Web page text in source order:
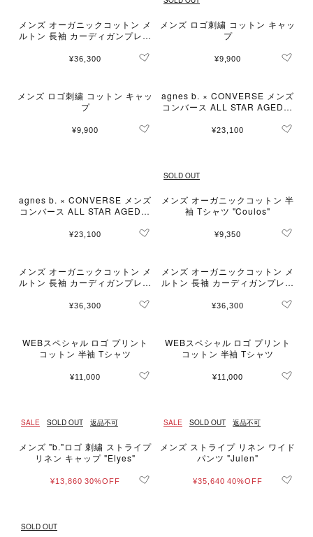
メンズ オーガニックコットン メ
ルトン 長袖 カーディガンプレッ
¥36,300
メンズ ロゴ刺繍 コットン キャッ
プ
¥9,900
メンズ ロゴ刺繍 コットン キャッ
プ
¥9,900
agnes b. × CONVERSE メンズ
コンバース ALL STAR AGED O
¥23,100
agnes b. × CONVERSE メンズ
コンバース ALL STAR AGED O
¥23,100
SOLD OUT
メンズ オーガニックコットン 半
袖 Tシャツ "Coulos"
¥9,350
メンズ オーガニックコットン メ
ルトン 長袖 カーディガンプレッ
¥36,300
メンズ オーガニックコットン メ
ルトン 長袖 カーディガンプレッ
¥36,300
WEBスペシャル ロゴ プリント
コットン 半袖 Tシャツ
¥11,000
WEBスペシャル ロゴ プリント
コットン 半袖 Tシャツ
¥11,000
SALE SOLD OUT 返品不可
メンズ "b."ロゴ 刺繍 ストライプ
リネン キャップ "Elyes"
¥13,860 30%OFF
SALE SOLD OUT 返品不可
メンズ ストライプ リネン ワイド
パンツ "Julen"
¥35,640 40%OFF
SOLD OUT